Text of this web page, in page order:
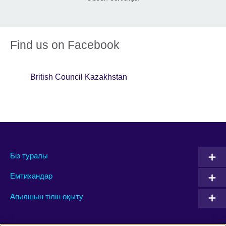
Find us on Facebook
British Council Kazakhstan
Біз туралы
Емтихандар
Ағылшын тілін оқыту